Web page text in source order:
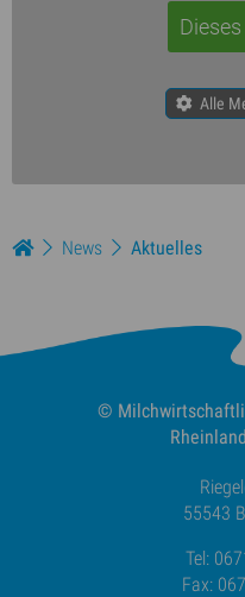
Alle
News Aktuelles
©
55543
Tel:
Fax: